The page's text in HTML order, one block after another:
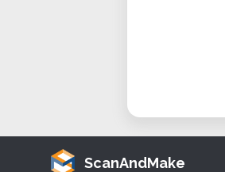
ScanAndMake